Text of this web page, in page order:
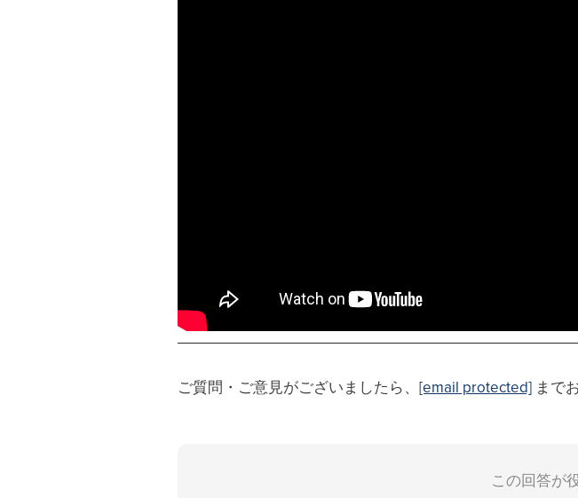
ご質問・ご意見がございましたら、 [email protected]まで
この回答が